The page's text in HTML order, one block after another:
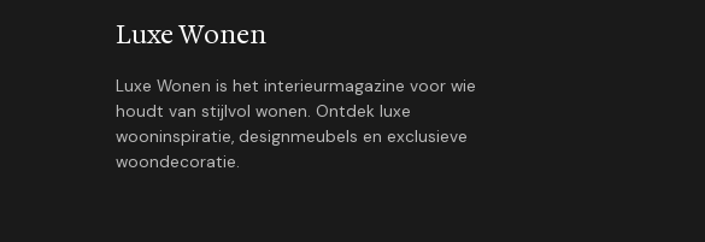
Luxe Wonen
Luxe Wonen is het interieurmagazine voor wie
houdt van stijlvol wonen. Ontdek luxe
wooninspiratie, designmeubels en exclusieve
woondecoratie.